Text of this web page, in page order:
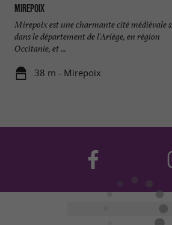
Mirepoix
Mirepoix est une charmante cité médiévale
dans le département de l'Ariège, en région
Occitanie, et ...
38 m - Mirepoix